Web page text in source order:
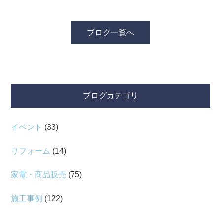
ブログ一覧へ
ブログカテゴリ
イベント (33)
リフォーム (14)
家電・商品販売 (75)
施工事例 (122)